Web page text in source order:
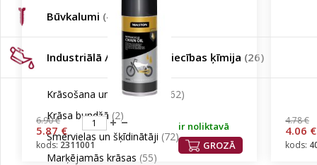
Būvkalumi (45)
Industriālā / auto / būvniecības ķīmija (26)
Krāsošana un gruntēšana
(62)
Krāsa bundžā (2)
Smērvielas un šķīdinātāji (72)
Marķējamās krāsas (55)
6.90 €
5.87 €
ir noliktavā
GROZĀ
kods: 2311001
4.78 €
4.06 €
kods: